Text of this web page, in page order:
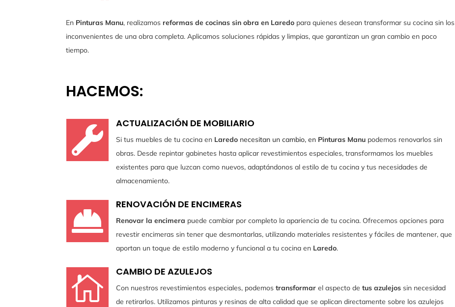
En Pinturas Manu, realizamosreformas de cocinas sin obra en Laredo para quienes desean transformar su cocina sin los
inconvenientes de una obra completa. Aplicamos soluciones rápidas y limpias, que garantizan un gran cambio en poco
tiempo.
HACEMOS:

ACTUALIZACIÓN DE MOBILIARIO
Si tus muebles de tu cocina en Laredo necesitan un cambio, en Pinturas Manupodemos renovarlos sin
obras. Desde repintar gabinetes hasta aplicar revestimientos especiales, transformamos los muebles
existentes para que luzcan como nuevos, adaptándonos al estilo de tu cocina y tus necesidades de
almacenamiento.

RENOVACIÓN DE ENCIMERAS
Renovar la encimera puede cambiar por completo la apariencia de tu cocina. Ofrecemos opciones para
revestir encimeras sin tener que desmontarlas, utilizando materiales resistentes y fáciles de mantener, que
aportan un toque de estilo moderno y funcional a tu cocina en Laredo.

CAMBIO DE AZULEJOS
Con nuestros revestimientos especiales, podemostransformarel aspecto de tus azulejossin necesidad
de retirarlos. Utilizamos pinturas y resinas de alta calidad que se aplican directamente sobre los azulejos